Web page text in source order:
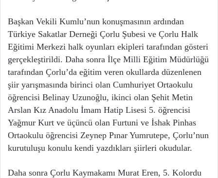
Başkan Vekili Kumlu’nun konuşmasının ardından
Türkiye Sakatlar Derneği Çorlu Şubesi ve Çorlu Halk
Eğitimi Merkezi halk oyunları ekipleri tarafından gösteri
gerçekleştirildi. Daha sonra İlçe Milli Eğitim Müdürlüğü
tarafından Çorlu’da eğitim veren okullarda düzenlenen
şiir yarışmasında birinci olan Cumhuriyet Ortaokulu
öğrencisi Belinay Uzunoğlu, ikinci olan Şehit Metin
Arslan Kız Anadolu İmam Hatip Lisesi 5. öğrencisi
Yağmur Kurt ve üçüncü olan Furtuni ve İshak Pinhas
Ortaokulu öğrencisi Zeynep Pınar Yumrutepe, Çorlu’nun
kurutuluşu konulu kendi yazdıkları şiirleri okudular.
Daha sonra Çorlu Kaymakamı Murat Eren, 5. Kolordu